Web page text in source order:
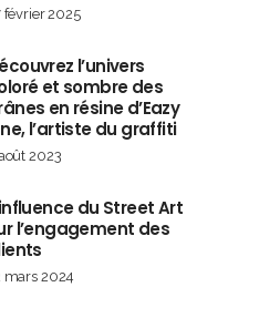
février 2025
l’univers
et sombre des
en résine d’Eazy
l’artiste du graffiti
2023
du Street Art
l’engagement des
mars 2024